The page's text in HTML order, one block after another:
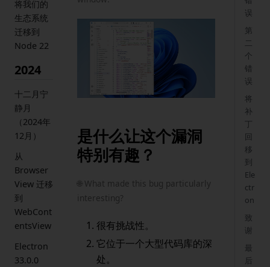
将我们的
生态系统
迁移到
Node 22
2024
十二月宁
静月
（2024年
12月）
从
Browser
View 迁移
到
WebCont
entsView
Electron
33.0.0
是什么让这个漏洞
特别有趣？
🌐 What made this bug particularly
interesting?
很有挑战性。
它位于一个大型代码库的深
处。
误
第
二
个
错
误
将
补
丁
回
移
到
Ele
ctr
on
致
谢
最
后